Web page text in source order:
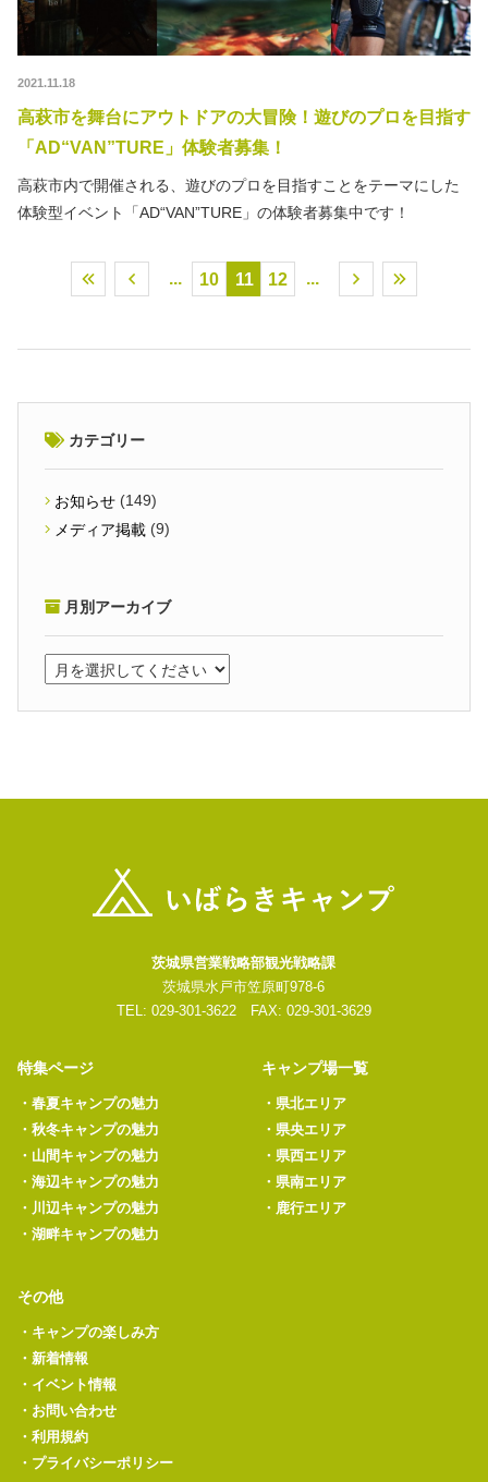
2021.11.18
高萩市を舞台にアウトドアの大冒険！遊びのプロを目指す
「AD“VAN”TURE」体験者募集！
高萩市内で開催される、遊びのプロを目指すことをテーマにした
体験型イベント「AD“VAN”TURE」の体験者募集中です！
... 10 11 12 ...
カテゴリー
お知らせ (149)
メディア掲載 (9)
月別アーカイブ
茨城県営業戦略部観光戦略課
茨城県水戸市笠原町978-6
TEL: 029-301-3622 FAX: 029-301-3629
特集ページ
・ 春夏キャンプの魅力
・ 秋冬キャンプの魅力
・ 山間キャンプの魅力
・ 海辺キャンプの魅力
・ 川辺キャンプの魅力
・ 湖畔キャンプの魅力
キャンプ場一覧
・ 県北エリア
・ 県央エリア
・ 県西エリア
・ 県南エリア
・ 鹿行エリア
その他
・ キャンプの楽しみ方
・ 新着情報
・ イベント情報
・ お問い合わせ
・ 利用規約
・ プライバシーポリシー